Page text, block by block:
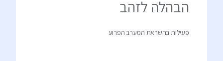
הבהלה לזהב
פעילות בהשראת המערב הפרוע